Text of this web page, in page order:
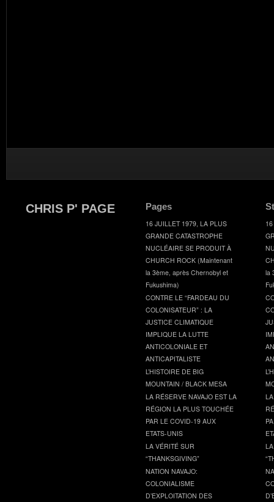
CHRIS P' PAGE Pages
16 JUILLET 1979, LA PLUS
GRANDE CATASTROPHE
NUCLÉAIRE SE PRODUIT À
CHURCH ROCK (Maintenant
la 3ème, après Chernobyl et
Fukushima)
CONTRE LE “FARDEAU DU
COLONISATEUR” : LA
JUSTICE CLIMATIQUE
IMPLIQUE LA LUTTE
ANTICOLONIALE ET
ANTICAPITALISTE
L’HISTOIRE DE BIG
MOUNTAIN / BLACK MESA
LA RÉSERVE NAVAJO EST LA
RÉGION LA PLUS TOUCHÉE
PAR LE COVID-19 AUX
ETATS-UNIS
LA VÉRITÉ SUR
“THANKSGIVING”
NATION NAVAJO:
COLONIALISME
D’EXPLOITATION DES
la